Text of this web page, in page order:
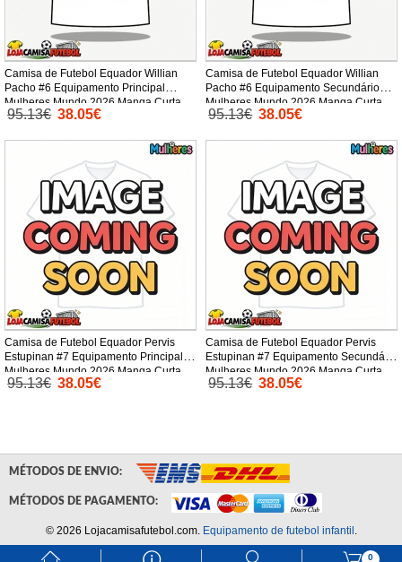
Camisa de Futebol Equador Willian
Pacho #6 Equipamento Principal
Mulheres Mundo 2026 Manga Curta
95.13€ 38.05€
Camisa de Futebol Equador Willian
Pacho #6 Equipamento Secundário
Mulheres Mundo 2026 Manga Curta
95.13€ 38.05€
Camisa de Futebol Equador Pervis
Estupinan #7 Equipamento Principal
Mulheres Mundo 2026 Manga Curta
95.13€ 38.05€
Camisa de Futebol Equador Pervis
Estupinan #7 Equipamento Secundário
Mulheres Mundo 2026 Manga Curta
95.13€ 38.05€
0
MÉTODOS DE ENVIO:
MÉTODOS DE PAGAMENTO:
© 2026 Lojacamisafutebol.com. Equipamento de futebol infantil .